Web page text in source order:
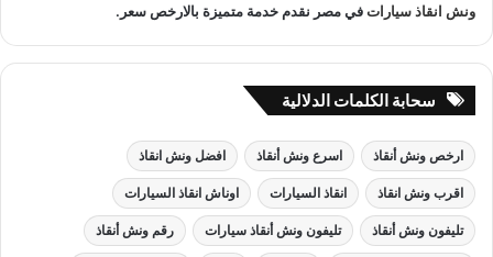
ونش انقاذ سياراتفي مصر نقدم خدمة متميزة بالارخص سعر.
سحابة الكلمات الدلالية
ارخص ونش أنقاذ اسرع ونش أنقاذ افضل ونش انقاذ
اقرب ونش انقاذ انقاذ السيارات اوناش انقاذ السيارات
تليفون ونش أنقاذ تليفون ونش أنقاذ سيارات رقم ونش أنقاذ